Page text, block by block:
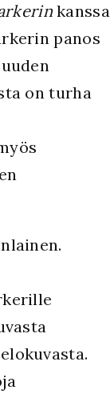
kanssa
panos
on turha